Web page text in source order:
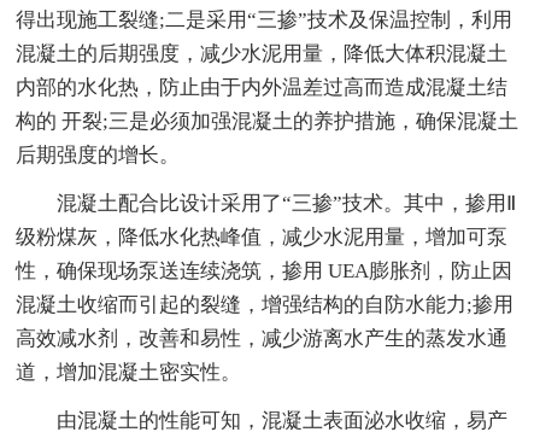
得出现施工裂缝;二是采用“三掺”技术及保温控制，利用
混凝土的后期强度，减少水泥用量，降低大体积混凝土
内部的水化热，防止由于内外温差过高而造成混凝土结
构的 开裂;三是必须加强混凝土的养护措施，确保混凝土
后期强度的增长。
混凝土配合比设计采用了“三掺”技术。其中，掺用Ⅱ
级粉煤灰，降低水化热峰值，减少水泥用量，增加可泵
性，确保现场泵送连续浇筑，掺用 UEA膨胀剂，防止因
混凝土收缩而引起的裂缝，增强结构的自防水能力;掺用
高效减水剂，改善和易性，减少游离水产生的蒸发水通
道，增加混凝土密实性。
由混凝土的性能可知，混凝土表面泌水收缩，易产